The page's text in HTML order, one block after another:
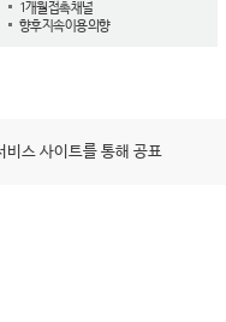
1개월 접촉 채널
향후 지속 이용 의향
비스 사이트를 통해 공표